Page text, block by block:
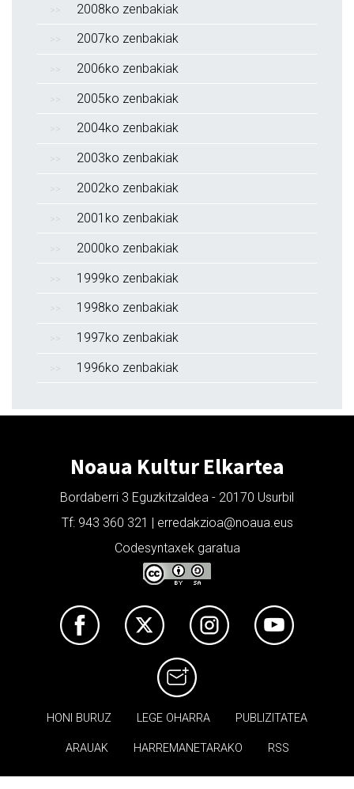
2008ko zenbakiak
2007ko zenbakiak
2006ko zenbakiak
2005ko zenbakiak
2004ko zenbakiak
2003ko zenbakiak
2002ko zenbakiak
2001ko zenbakiak
2000ko zenbakiak
1999ko zenbakiak
1998ko zenbakiak
1997ko zenbakiak
1996ko zenbakiak
Noaua Kultur Elkartea
Bordaberri 3 Eguzkitzaldea - 20170 Usurbil
Tf: 943 360 321 | erredakzioa@noaua.eus
Codesyntaxek garatua
HONI BURUZ LEGE OHARRA PUBLIZITATEA
ARAUAK HARREMANETARAKO RSS